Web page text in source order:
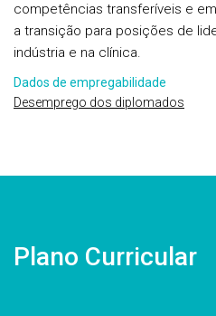
competências transferíveis e
a transição para posições de
indústria e na clínica.
Dados de empregabilidade
Desemprego dos diplomados
Plano Curricular